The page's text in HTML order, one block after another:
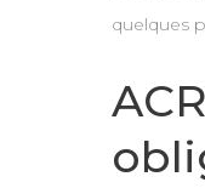
quelques